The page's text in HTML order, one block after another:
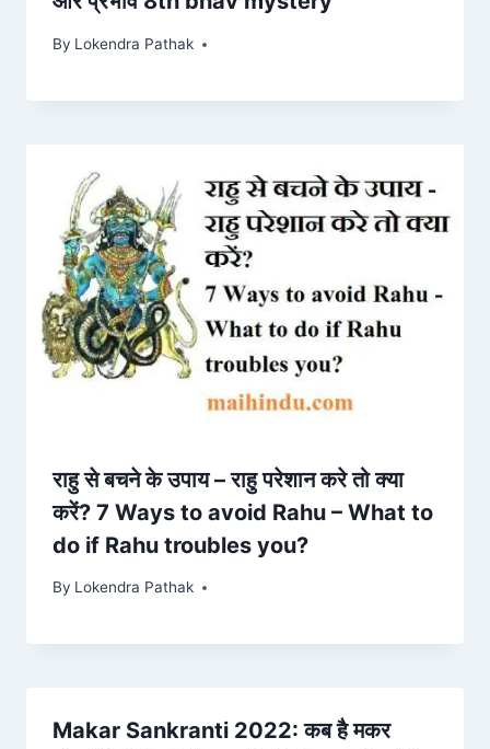
By Lokendra Pathak
राहु से बचने के उपाय – राहु परेशान करे तो क्या
करें? 7 Ways to avoid Rahu – What to
do if Rahu troubles you?
By Lokendra Pathak
Makar Sankranti 2022: कब है मकर